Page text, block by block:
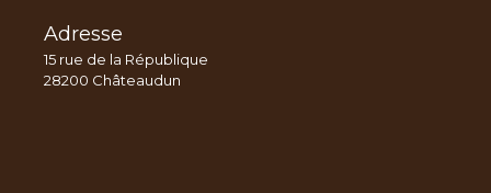
Adresse
15 rue de la République
28200 Châteaudun